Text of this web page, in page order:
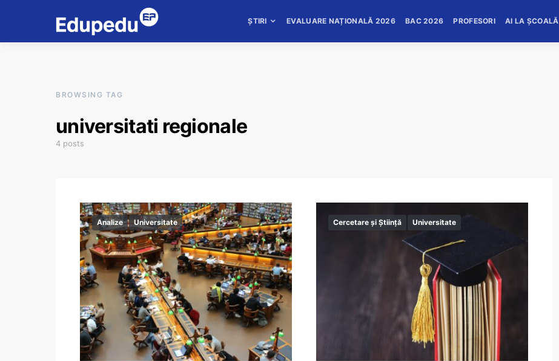
ȘTIRI EVALUARE NAȚIONALĂ 2026 BAC 2026 PROFESORI AI LA ȘCOALĂ
BROWSING TAG
universitati regionale
4 posts
Analize Universitate Cercetare și Știință Universitate